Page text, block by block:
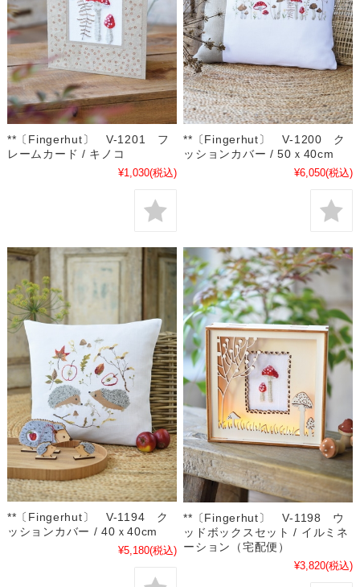
**〔Fingerhut〕 V-1201 フ
レームカード / キノコ
¥1,030(税込)
**〔Fingerhut〕 V-1200 ク
ッションカバー / 50ｘ40cm
¥6,050(税込)
**〔Fingerhut〕 V-1194 ク
ッションカバー / 40ｘ40cm
¥5,180(税込)
**〔Fingerhut〕 V-1198 ウ
ッドボックスセット / イルミネ
ーション（宅配便）
¥3,820(税込)